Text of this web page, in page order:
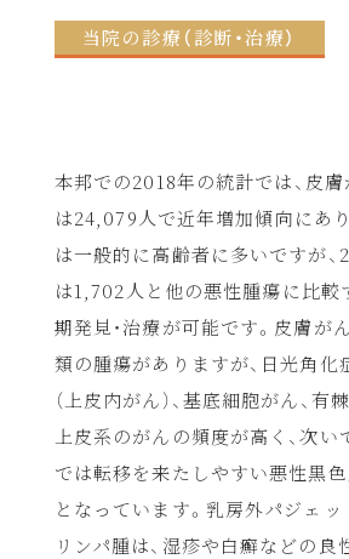
当院の診療（診断・治療）
本邦での2018年の統計では、皮
は24,079人で近年増加傾向にあ
は一般的に高齢者に多いですが
は1,702人と他の悪性腫瘍に比較
期発見・治療が可能です。皮膚が
類の腫瘍がありますが、日光角化
（上皮内がん）、基底細胞がん、
上皮系のがんの頻度が高く、次
では転移を来たしやすい悪性黒色
となっています。乳房外パジェ
リンパ腫は、湿疹や白癬などの良